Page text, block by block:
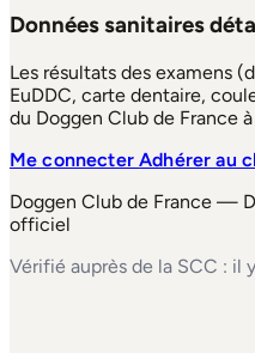
Données sanitaires
Les résultats des examens
EuDDC, carte dentaire,
du Doggen Club de France
Me connecterAdhérer au
Doggen Club de France —
officiel
Vérifié auprès de la SCC : il